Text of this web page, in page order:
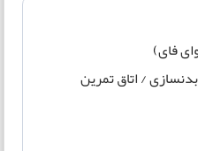
فای)
/ اتاق تمرین